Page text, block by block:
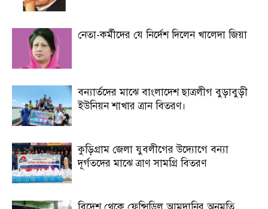
নেতা-কর্মীদের যে নির্দেশ দিলেন খালেদা জিয়া
বন্যার্তদের মাঝে বাংলাদেশ ছাত্রলীগ বুড়াবুড়ী
ইউনিয়ন শাখার ত্রান বিতরণ।
কুড়িগ্রাম জেলা যুবলীগের উদ্যোগে বন্যা
দূর্গতদের মাঝে ত্রাণ সামগ্রি বিতরণ